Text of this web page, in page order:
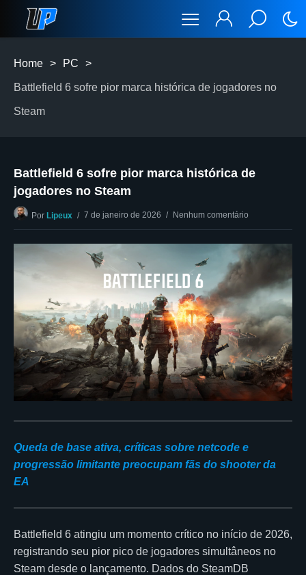
Home > PC >
Battlefield 6 sofre pior marca histórica de jogadores no
Steam
Battlefield 6 sofre pior marca histórica de
jogadores no Steam
Por Lipeux 7 de janeiro de 2026 Nenhum comentário
Queda de base ativa, críticas sobre netcode e
progressão limitante preocupam fãs do shooter da
EA
Battlefield 6 atingiu um momento crítico no início de 2026,
registrando seu pior pico de jogadores simultâneos no
Steam desde o lançamento. Dados do SteamDB